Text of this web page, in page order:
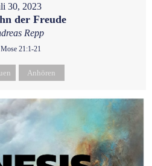
30, 2023
der Freude
Repp
21:1-21
Anhören